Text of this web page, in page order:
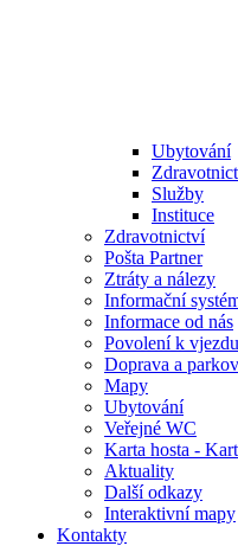
Ubytování
Služby
Instituce
Zdravotnictví
Pošta Partner
Ztráty a nálezy
Informační
Informace od nás
Povolení k vjezdu
Doprava a
Mapy
Ubytování
Veřejné WC
Karta hosta -
Aktuality
Další odkazy
Interaktivní mapy
Kontakty